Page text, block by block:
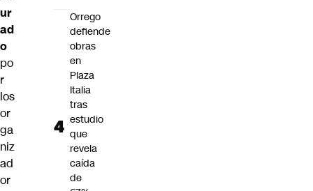
ur
ad
o
po
r
los
or
ga
niz
ad
or
Orrego
defiende
obras
en
Plaza
Italia
tras
estudio
que
revela
caída
de